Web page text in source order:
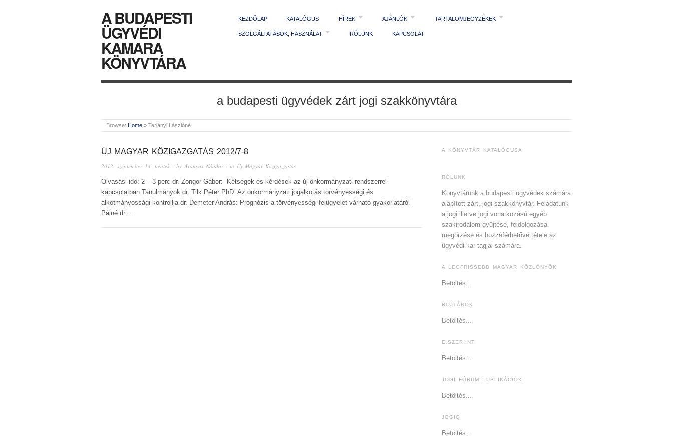
A BUDAPESTI
ÜGYVÉDI
KAMARA
KÖNYVTÁRA
KEZDŐLAP KATALÓGUS HÍREK AJÁNLÓK TARTALOMJEGYZÉKEK
SZOLGÁLTATÁSOK, HASZNÁLAT RÓLUNK KAPCSOLAT
a budapesti ügyvédek zárt jogi szakkönyvtára
Browse: Home » Tarjányi Lászlóné
ÚJ MAGYAR KÖZIGAZGATÁS 2012/7-8
2012. szeptember 14. péntek · by Aranyos Nándor· in Új Magyar Közigazgatás
Olvasási idő: 2 – 3 perc dr. Zongor Gábor: Kétségek és kérdések az új önkormányzati rendszerrel
kapcsolatban Tanulmányok dr. Tilk Péter PhD: Az önkormányzati jogalkotás törvényességi és
alkotmányossági kontrollja dr. Demeter András: Prognózis a törvényességi felügyelet várható gyakorlatáról
Pálné dr….
A KÖNYVTÁR KATALÓGUSA
RÓLUNK
Könyvtárunk a budapesti ügyvédek számára
alapított zárt, jogi szakkönyvtár. Feladatunk
a jogi illetve jogi vonatkozású egyéb
szakirodalom gyűjtése, feldolgozása,
megőrzése és hozzáférhetővé tétele az
ügyvédi kar tagjai számára.
A LEGFRISSEBB MAGYAR KÖZLÖNYÖK
Betöltés...
BOJTÁROK
Betöltés...
E.SZER.INT
Betöltés...
JOGI FÓRUM PUBLIKÁCIÓK
Betöltés...
JOGIQ
Betöltés...